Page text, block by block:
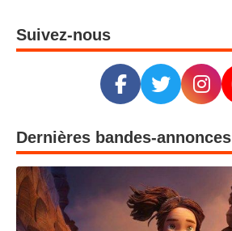
Suivez-nous
Dernières bandes-annonces